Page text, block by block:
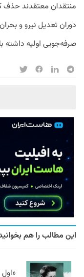
منتقدان معتقدند حذف
دوران تعدیل نیرو و
صرفه‌جویی اولیه داشته
این مطالب را هم